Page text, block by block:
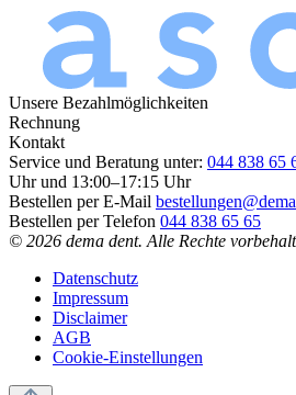
Unsere Bezahlmöglichkeiten
Rechnung
Kontakt
Service und Beratung unter: 044 838 65
Uhr und 13:00–17:15 Uhr
Bestellen per E-Mail
Bestellen per Telefon 044 838 65 65
© 2026 dema dent. Alle Rechte
Datenschutz
Impressum
Disclaimer
AGB
Cookie-Einstellungen